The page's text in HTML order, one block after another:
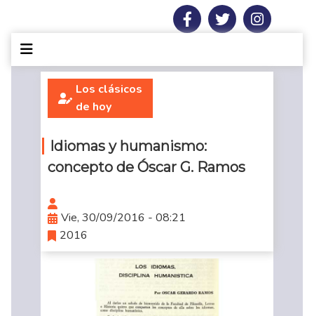
Los clásicos
de hoy
Idiomas y humanismo:
concepto de Óscar G. Ramos
Vie, 30/09/2016 - 08:21
2016